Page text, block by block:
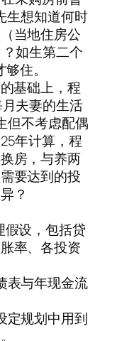
生想知道何时
当地住房公
如生第二个
住。
基础上，程
夫妻的生活
但不考虑配偶
年计算，程
房，与养两
要达到的投
？
假设，包括贷
率、各投资
表与年现金流
定规划中用到